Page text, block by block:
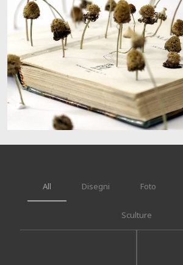
All Disegni Foto
Sculture